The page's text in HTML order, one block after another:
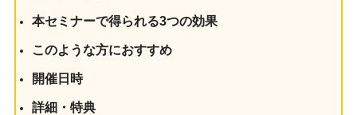
本セミナーで得られる3つの効果
このような方におすすめ
開催日時
詳細・特典